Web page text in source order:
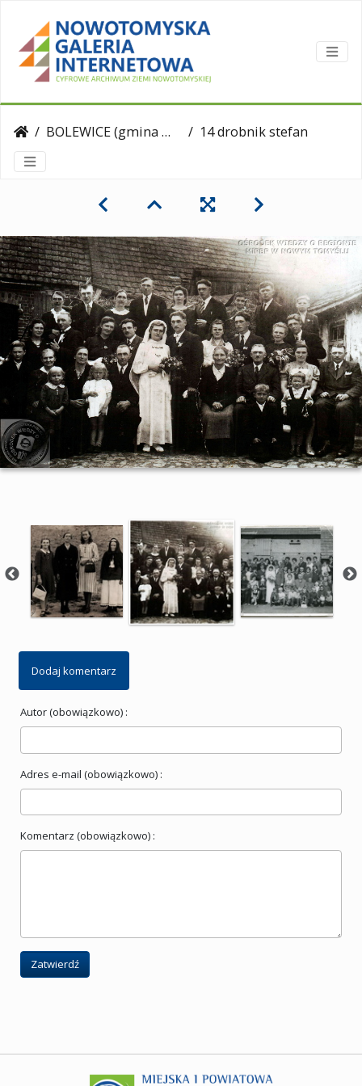
BOLEWICE (gmina Miedzichowo) 14 drobnik stefania 01
Dodaj komentarz
Autor (obowiązkowo) :
Adres e-mail (obowiązkowo) :
Komentarz (obowiązkowo) :
Zatwierdź